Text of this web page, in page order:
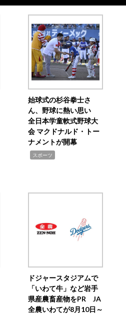
始球式の杉谷拳士さ
ん、野球に熱い思い
全日本学童軟式野球大
会 マクドナルド・トー
ナメントが開幕
スポーツ
ドジャースタジアムで
「いわて牛」など岩手
県産農畜産物をPR JA
全農いわてが8月10日～